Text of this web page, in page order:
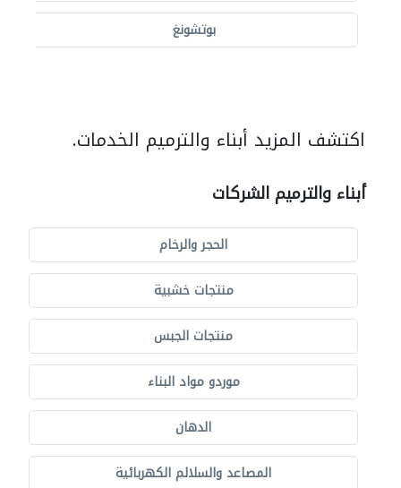
بوتشونغ
اكتشف المزيد أبناء والترميم الخدمات.
أبناء والترميم الشركات
الحجر والرخام
منتجات خشبية
منتجات الجبس
موردو مواد البناء
الدهان
المصاعد والسلالم الكهربائية